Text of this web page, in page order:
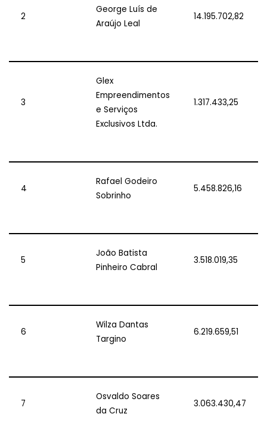
2
George Luís de
Araújo Leal
14.195.702,82
3
Glex
Empreendimentos
e Serviços
Exclusivos Ltda.
1.317.433,25
4
Rafael Godeiro
Sobrinho
5.458.826,16
5
João Batista
Pinheiro Cabral
3.518.019,35
6
Wilza Dantas
Targino
6.219.659,51
7
Osvaldo Soares
da Cruz
3.063.430,47